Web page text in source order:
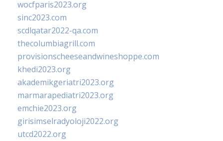
wocfparis2023.org
sinc2023.com
scdlqatar2022-qa.com
thecolumbiagrill.com
provisionscheeseandwineshoppe.com
khedi2023.org
akademikgeriatri2023.org
marmarapediatri2023.org
emchie2023.org
girisimselradyoloji2022.org
utcd2022.org